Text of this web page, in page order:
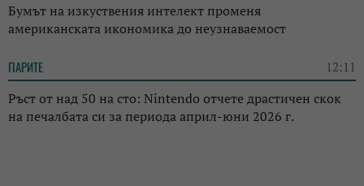
Бумът на изкуствения интелект променя
американската икономика до неузнаваемост
ПАРИТЕ 12:11
Ръст от над 50 на сто: Nintendo отчете драстичен скок
на печалбата си за периода април-юни 2026 г.